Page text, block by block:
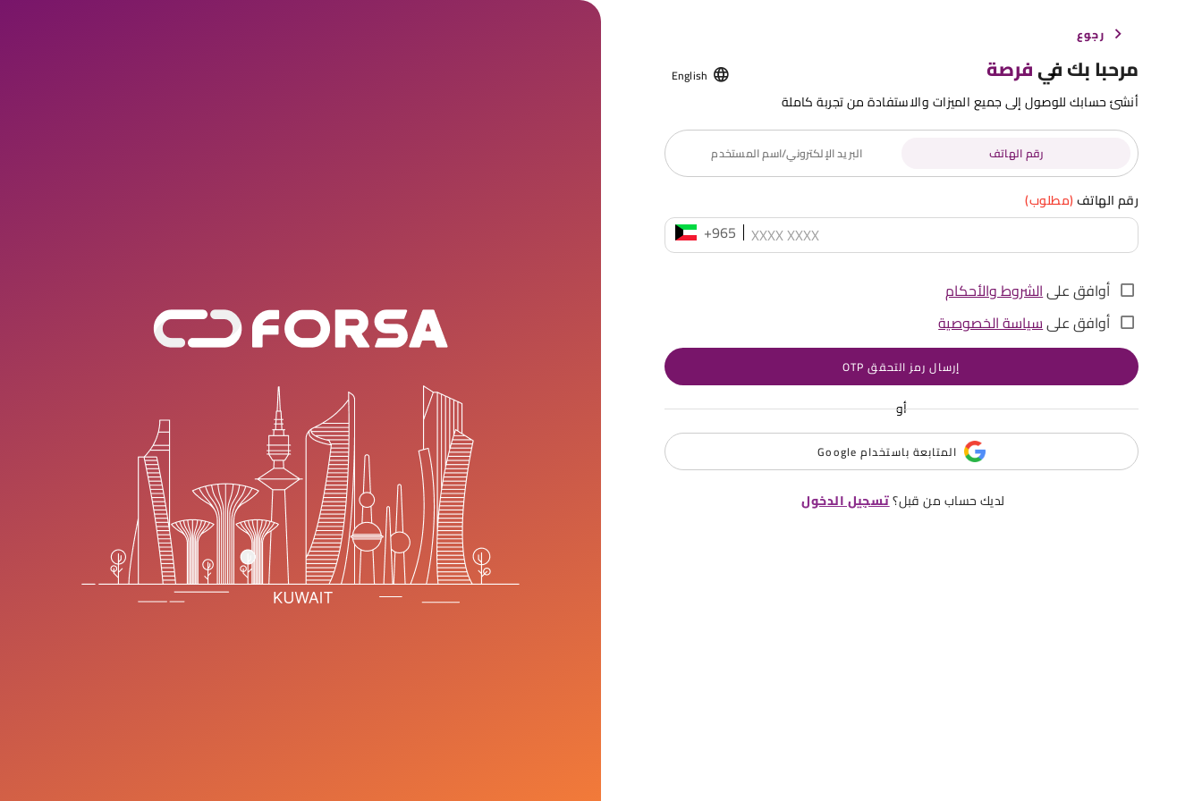
رجوع
مرحبا بك فيفرصة English
أنشئ حسابك للوصول إلى جميع الميزات والاستفادة من تجربة كاملة
رقم الهاتف البريد الإلكتروني/اسم المستخدم
رقم الهاتف(مطلوب)
+965
أوافق علىالشروط والأحكام
أوافق علىسياسة الخصوصية
إرسال رمز التحقق OTP
أو
المتابعة باستخدام Google
لديك حساب من قبل؟تسجيل الدخول